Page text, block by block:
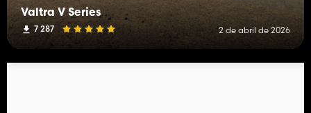
Valtra V Series
7 287 2 de abril de 2026